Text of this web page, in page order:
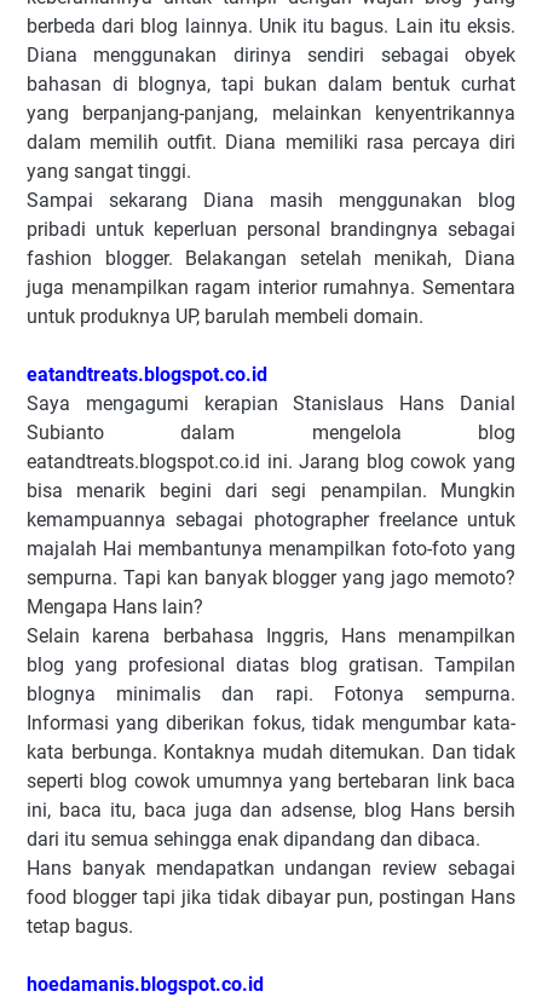
berbeda dari blog lainnya. Unik itu bagus. Lain itu eksis.
Diana menggunakan dirinya sendiri sebagai obyek
bahasan di blognya, tapi bukan dalam bentuk curhat
yang berpanjang-panjang, melainkan kenyentrikannya
dalam memilih outfit. Diana memiliki rasa percaya diri
yang sangat tinggi.
Sampai sekarang Diana masih menggunakan blog
pribadi untuk keperluan personal brandingnya sebagai
fashion blogger. Belakangan setelah menikah, Diana
juga menampilkan ragam interior rumahnya. Sementara
untuk produknya UP, barulah membeli domain.
eatandtreats.blogspot.co.id
Saya mengagumi kerapian Stanislaus Hans Danial
Subianto dalam mengelola blog
eatandtreats.blogspot.co.id ini. Jarang blog cowok yang
bisa menarik begini dari segi penampilan. Mungkin
kemampuannya sebagai photographer freelance untuk
majalah Hai membantunya menampilkan foto-foto yang
sempurna. Tapi kan banyak blogger yang jago memoto?
Mengapa Hans lain?
Selain karena berbahasa Inggris, Hans menampilkan
blog yang profesional diatas blog gratisan. Tampilan
blognya minimalis dan rapi. Fotonya sempurna.
Informasi yang diberikan fokus, tidak mengumbar kata-
kata berbunga. Kontaknya mudah ditemukan. Dan tidak
seperti blog cowok umumnya yang bertebaran link baca
ini, baca itu, baca juga dan adsense, blog Hans bersih
dari itu semua sehingga enak dipandang dan dibaca.
Hans banyak mendapatkan undangan review sebagai
food blogger tapi jika tidak dibayar pun, postingan Hans
tetap bagus.
hoedamanis.blogspot.co.id